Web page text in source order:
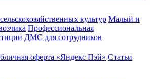
культур Малый и
Профессиональная
ДМС для сотрудников
оферта «Яндекс Пэй» Статьи